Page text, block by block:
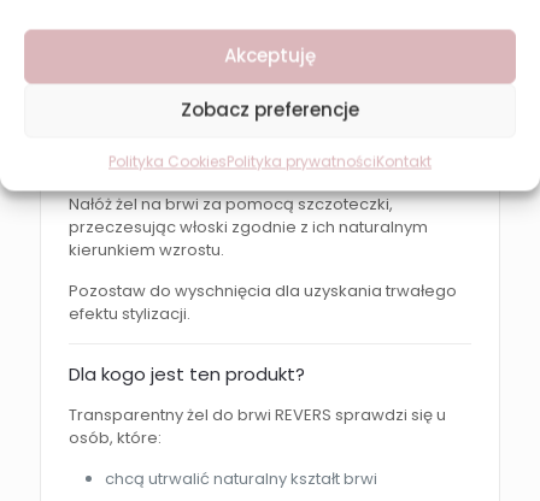
Akceptuję
Zobacz preferencje
Polityka CookiesPolityka prywatnościKontakt
perfekcyjny kształt włosków
brak efektu sklejania
zadbane i odżywione brwi
Jak używać?
Nałóż żel na brwi za pomocą szczoteczki,
przeczesując włoski zgodnie z ich naturalnym
kierunkiem wzrostu.
Pozostaw do wyschnięcia dla uzyskania trwałego
efektu stylizacji.
Dla kogo jest ten produkt?
Transparentny żel do brwi REVERS sprawdzi się u
osób, które:
chcą utrwalić naturalny kształt brwi